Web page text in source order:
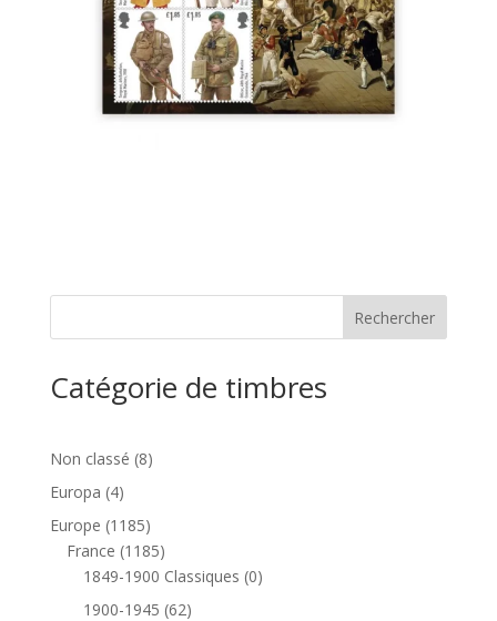
Catégorie de timbres
Non classé 88
Europa 44
produits
Europe 11851185
produits
France 11851185
produits
1849-1900 Classiques 00
1900-1945 6262